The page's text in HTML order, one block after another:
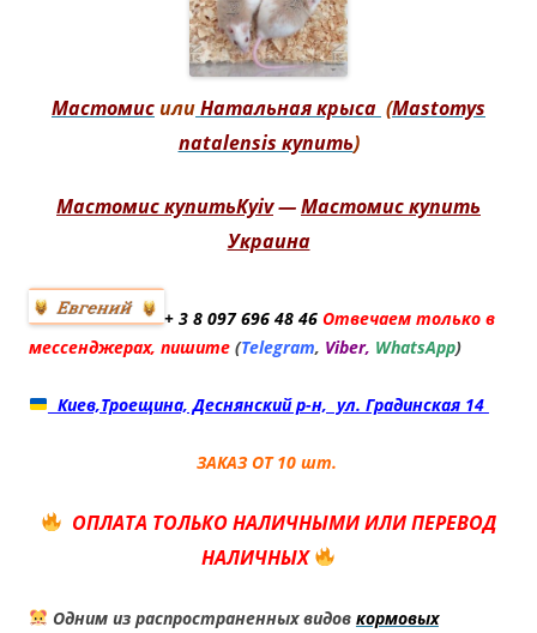
МастомисилиНатальная крыса (Mastomys
natalensis купить)
Мастомис купитьKyiv—Мастомис купить
Украина
+ 3 8 097 696 48 46 Отвечаем только в
мессенджерах, пишите (Telegram, Viber, WhatsApp)
Киев,Троещина, Деснянский р-н, ул. Градинская 14
ЗАКАЗ ОТ 10 шт.
ОПЛАТА ТОЛЬКО НАЛИЧНЫМИ ИЛИ ПЕРЕВОД
НАЛИЧНЫХ
Одним из распространенных видов кормовых